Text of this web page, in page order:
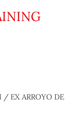
/ EX ARROYO DE